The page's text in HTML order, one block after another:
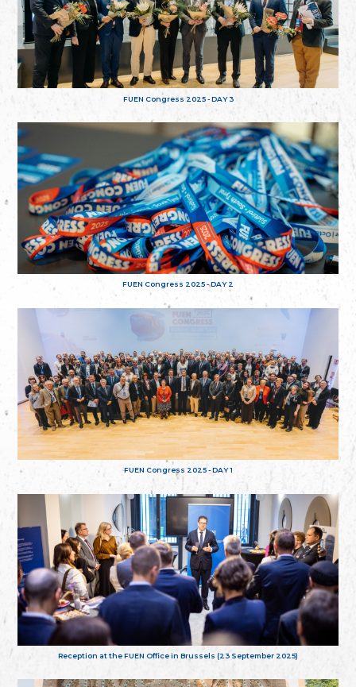
FUEN Congress 2025 - DAY 3
FUEN Congress 2025 - DAY 2
FUEN Congress 2025 - DAY 1
Reception at the FUEN Office in Brussels (23 September 2025)